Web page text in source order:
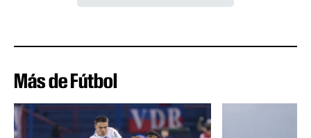
Más de Fútbol